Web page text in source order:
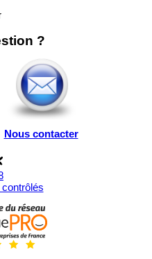
?
Nous contacter